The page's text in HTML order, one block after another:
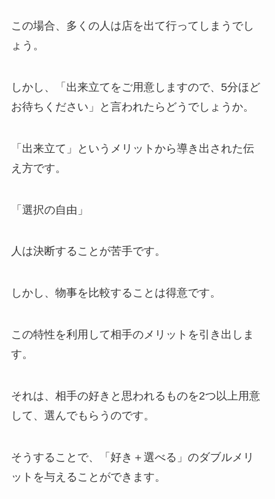
この場合、多くの人は店を出て行ってしまうでし
ょう。
しかし、「出来立てをご用意しますので、5分ほど
お待ちください」と言われたらどうでしょうか。
「出来立て」というメリットから導き出された伝
え方です。
「選択の自由」
人は決断することが苦手です。
しかし、物事を比較することは得意です。
この特性を利用して相手のメリットを引き出しま
す。
それは、相手の好きと思われるものを2つ以上用意
して、選んでもらうのです。
そうすることで、「好き＋選べる」のダブルメリ
ットを与えることができます。